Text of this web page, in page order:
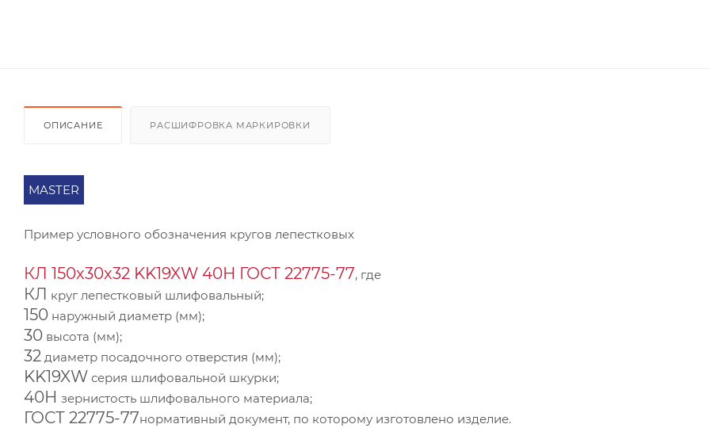
ОПИСАНИЕ РАСШИФРОВКА МАРКИРОВКИ
MASTER
Пример условного обозначения кругов лепестковых
КЛ 150х30х32 KK19XW 40Н ГОСТ 22775-77, где
КЛ круг лепестковый шлифовальный;
150 наружный диаметр (мм);
30 высота (мм);
32 диаметр посадочного отверстия (мм);
KK19XW серия шлифовальной шкурки;
40Н зернистость шлифовального материала;
ГОСТ 22775-77нормативный документ, по которому изготовлено изделие.